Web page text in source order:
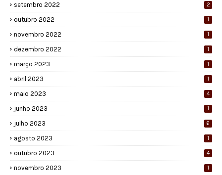
setembro 2022 2
outubro 2022 1
novembro 2022 1
dezembro 2022 1
março 2023 1
abril 2023 1
maio 2023 4
junho 2023 1
julho 2023 6
agosto 2023 1
outubro 2023 4
novembro 2023 1